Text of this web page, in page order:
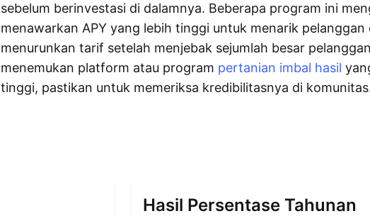
sebelum berinvestasi di dalamnya. Beberapa program ini
menawarkan APY yang lebih tinggi untuk menarik pelanggan
menurunkan tarif setelah menjebak sejumlah besar
menemukan platform atau program pertanian imbal hasil
tinggi, pastikan untuk memeriksa kredibilitasnya di
Hasil Persentase Tahunan